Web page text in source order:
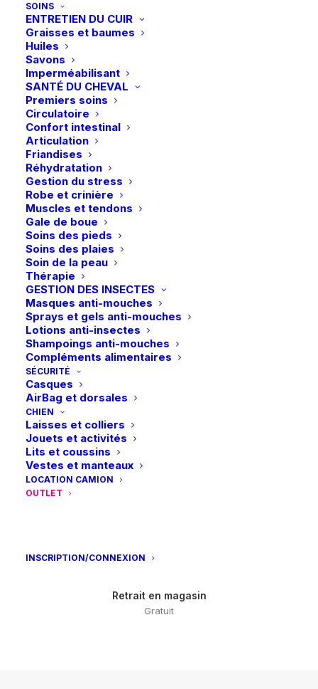
SOINS
ENTRETIEN DU CUIR
Graisses et baumes
Huiles
Savons
Imperméabilisant
SANTÉ DU CHEVAL
Premiers soins
Circulatoire
Confort intestinal
Articulation
Friandises
Réhydratation
Gestion du stress
Robe et crinière
Muscles et tendons
Gale de boue
Soins des pieds
Soins des plaies
Soin de la peau
Thérapie
GESTION DES INSECTES
Masques anti-mouches
Sprays et gels anti-mouches
Lotions anti-insectes
Shampoings anti-mouches
Compléments alimentaires
SÉCURITÉ
Casques
AirBag et dorsales
CHIEN
Laisses et colliers
Jouets et activités
Lits et coussins
Vestes et manteaux
LOCATION CAMION
OUTLET
INSCRIPTION/CONNEXION
AJOUTER AU PANIER
Back on Track® | Collier pour Back Warmer – Noir
en point relais
Visa – MasterCard – Bancontact
Retrait en magasin
Gratuit